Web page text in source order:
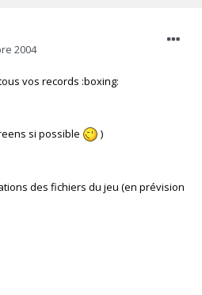
2004
vos records :boxing:
si possible
)
des fichiers du jeu (en prévision